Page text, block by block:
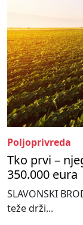
Poljoprivreda
Tko prvi –
350.000 eura
SLAVONSKI
teže drži...